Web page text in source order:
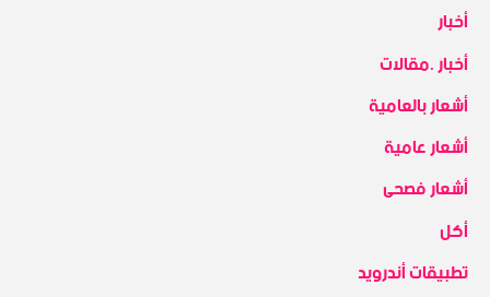
أخبار
أخبار .مقالات
أشعار بالعامية
أشعار عامية
أشعار فصحى
أكل
تطبيقات أندرويد